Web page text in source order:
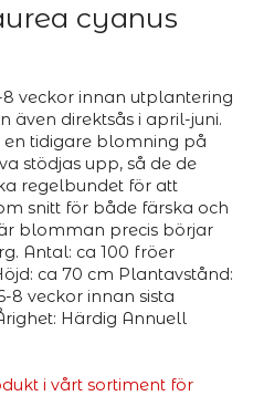
cyanus
veckor innan utplantering
även direktsås i april-juni.
en tidigare blomning på
stödjas upp, så de de
regelbundet för att
snitt för både färska och
blomman precis börjar
Antal: ca 100 fröer
ca 70 cm Plantavstånd:
8 veckor innan sista
Härdig Annuell
i vårt sortiment för